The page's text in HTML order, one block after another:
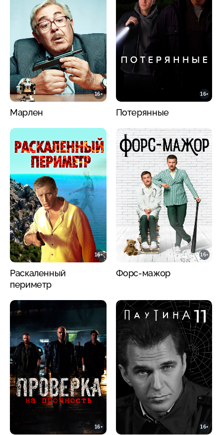
16+
Марлен
16+
Потерянные
16+
Раскаленный
периметр
16+
Форс-мажор
16+ 16+